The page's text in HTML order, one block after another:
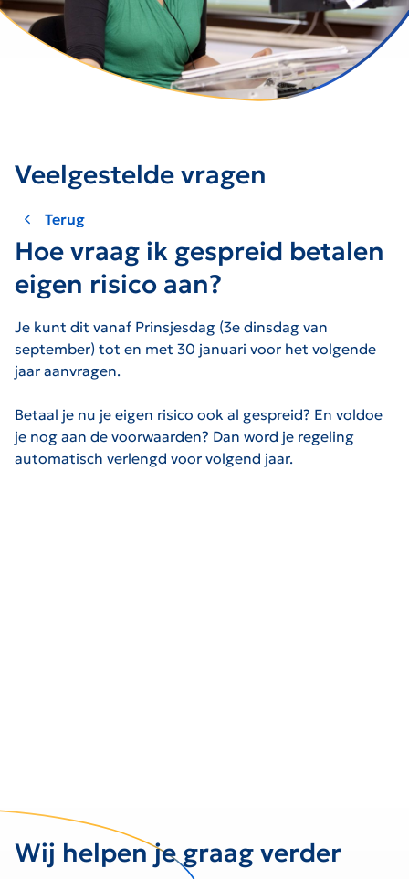
Veelgestelde vragen
Terug
Hoe vraag ik gespreid betalen
eigen risico aan?
Je kunt dit vanaf Prinsjesdag (3e dinsdag van
september) tot en met 30 januari voor het volgende
jaar aanvragen.
Betaal je nu je eigen risico ook al gespreid? En voldoe
je nog aan de voorwaarden? Dan word je regeling
automatisch verlengd voor volgend jaar.
Wij helpen je graag verder